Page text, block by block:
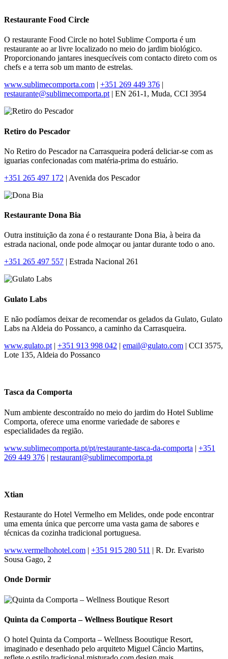
Restaurante Food Circle
O restaurante Food Circle no hotel Sublime Comporta é um
restaurante ao ar livre localizado no meio do jardim biológico.
Proporcionando jantares inesquecíveis com contacto direto com os
chefs e a terra sob um manto de estrelas.
www.sublimecomporta.com | +351 269 449 376 |
restaurante@sublimecomporta.pt | EN 261-1, Muda, CCI 3954
Retiro do Pescador
No Retiro do Pescador na Carrasqueira poderá deliciar-se com as
iguarias confecionadas com matéria-prima do estuário.
+351 265 497 172 | Avenida dos Pescador
Restaurante Dona Bia
Outra instituição da zona é o restaurante Dona Bia, à beira da
estrada nacional, onde pode almoçar ou jantar durante todo o ano.
+351 265 497 557 | Estrada Nacional 261
Gulato Labs
E não podíamos deixar de recomendar os gelados da Gulato, Gulato
Labs na Aldeia do Possanco, a caminho da Carrasqueira.
www.gulato.pt | +351 913 998 042 | email@gulato.com | CCI 3575,
Lote 135, Aldeia do Possanco
Tasca da Comporta
Num ambiente descontraído no meio do jardim do Hotel Sublime
Comporta, oferece uma enorme variedade de sabores e
especialidades da região.
www.sublimecomporta.pt/pt/restaurante-tasca-da-comporta | +351
269 449 376 | restaurant@sublimecomporta.pt
Xtian
Restaurante do Hotel Vermelho em Melides, onde pode encontrar
uma ementa única que percorre uma vasta gama de sabores e
técnicas da cozinha tradicional portuguesa.
www.vermelhohotel.com | +351 915 280 511 | R. Dr. Evaristo
Sousa Gago, 2
Onde Dormir
Quinta da Comporta – Wellness Boutique Resort
O hotel Quinta da Comporta – Wellness Booutique Resort,
imaginado e desenhado pelo arquiteto Miguel Câncio Martins,